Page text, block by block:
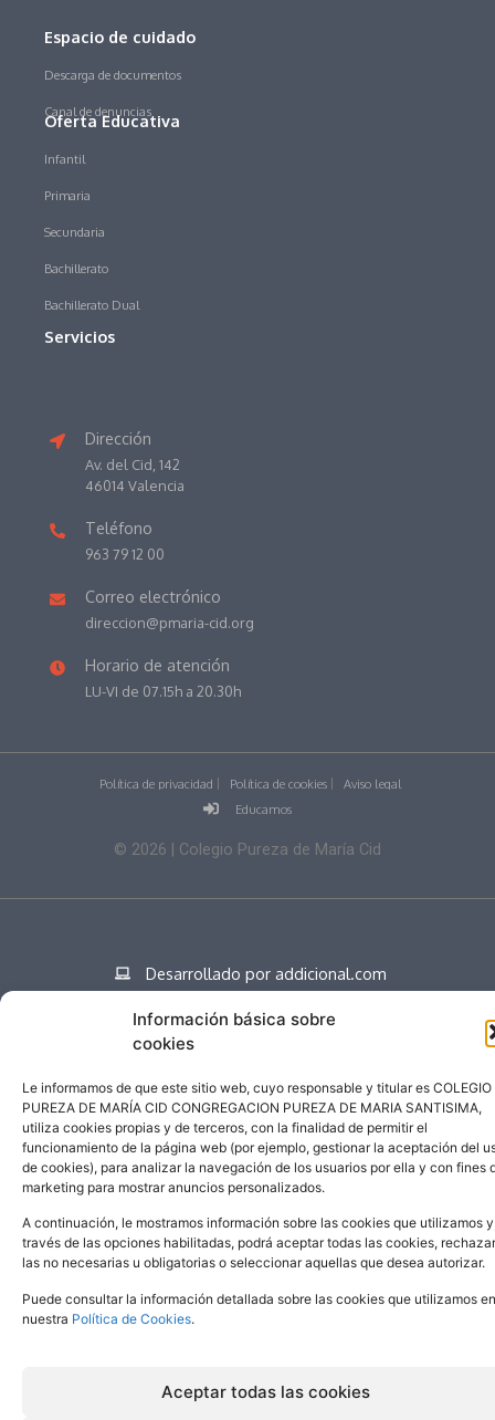
Información básica sobre
cookies
Le informamos de que este sitio web, cuyo responsable y titular es COLEGIO
PUREZA DE MARÍA CID CONGREGACION PUREZA DE MARIA SANTISIMA,
utiliza cookies propias y de terceros, con la finalidad de permitir el
funcionamiento de la página web (por ejemplo, gestionar la aceptación del
de cookies), para analizar la navegación de los usuarios por ella y con fines
marketing para mostrar anuncios personalizados.
A continuación, le mostramos información sobre las cookies que utilizamos
través de las opciones habilitadas, podrá aceptar todas las cookies, rechazar
las no necesarias u obligatorias o seleccionar aquellas que desea autorizar.
Puede consultar la información detallada sobre las cookies que utilizamos en
nuestra Política de Cookies.
Aceptar todas las cookies
Espacio de cuidado
Descarga de documentos
Canal de denuncias
Oferta Educativa
Infantil
Primaria
Secundaria
Bachillerato
Bachillerato Dual
Servicios
Dirección
Av. del Cid, 142
46014 Valencia
Teléfono
963 79 12 00
Correo electrónico
direccion@pmaria-cid.org
Horario de atención
LU-VI de 07.15h a 20.30h
Política de privacidad Política de cookies
Aviso legal
Educamos
© 2026 | Colegio Pureza de María Cid
Desarrollado por addicional.com